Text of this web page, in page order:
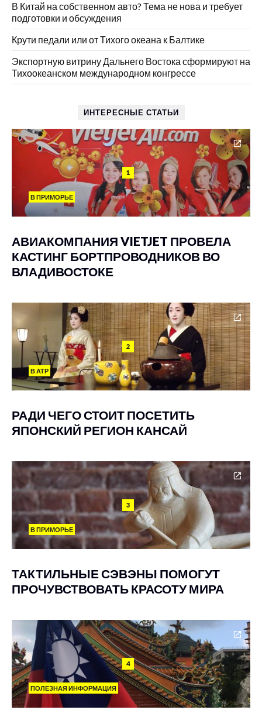
В Китай на собственном авто? Тема не нова и требует
подготовки и обсуждения
Крути педали или от Тихого океана к Балтике
Экспортную витрину Дальнего Востока сформируют на
Тихоокеанском международном конгрессе
ИНТЕРЕСНЫЕ СТАТЬИ
1
В ПРИМОРЬЕ
АВИАКОМПАНИЯ VIETJET ПРОВЕЛА
КАСТИНГ БОРТПРОВОДНИКОВ ВО
ВЛАДИВОСТОКЕ
2
В АТР
РАДИ ЧЕГО СТОИТ ПОСЕТИТЬ
ЯПОНСКИЙ РЕГИОН КАНСАЙ
3
В ПРИМОРЬЕ
ТАКТИЛЬНЫЕ СЭВЭНЫ ПОМОГУТ
ПРОЧУВСТВОВАТЬ КРАСОТУ МИРА
4
ПОЛЕЗНАЯ ИНФОРМАЦИЯ